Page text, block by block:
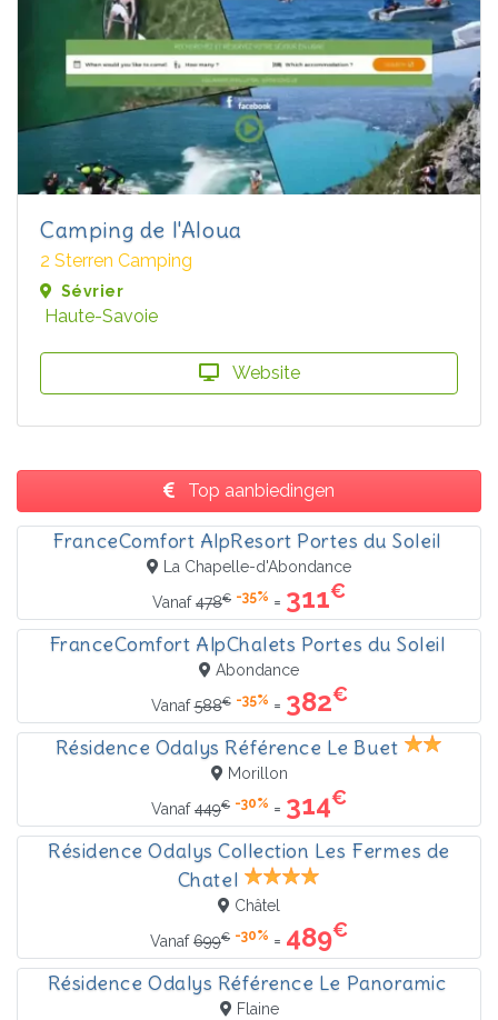
Camping de l'Aloua
2 Sterren Camping
Sévrier
Haute-Savoie
Website
Top aanbiedingen
FranceComfort AlpResort Portes du Soleil
La Chapelle-d'Abondance
Vanaf478€ -35% = 311€
FranceComfort AlpChalets Portes du Soleil
Abondance
Vanaf588€ -35% = 382€
Résidence Odalys Référence Le Buet
Morillon
Vanaf449€ -30% = 314€
Résidence Odalys Collection Les Fermes de
Chatel
Châtel
Vanaf699€ -30% = 489€
Résidence Odalys Référence Le Panoramic
Flaine